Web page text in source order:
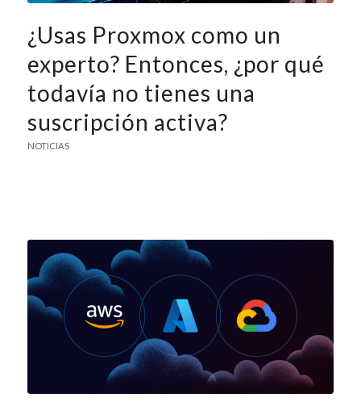
¿Usas Proxmox como un
experto? Entonces, ¿por qué
todavía no tienes una
suscripción activa?
NOTICIAS